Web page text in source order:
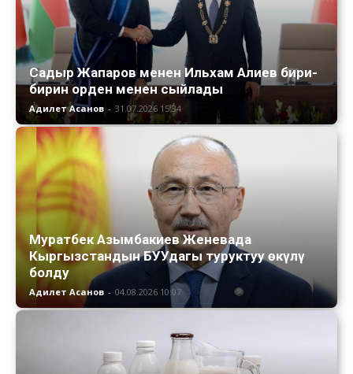
Садыр Жапаров менен Ильхам Алиев бири-
бирин орден менен сыйлады
Адилет Асанов - 31.07.2026 15:34
Муратбек Азымбакиев Женевада
Кыргызстандын БУУдагы туруктуу өкүлү
болду
Адилет Асанов - 04.08.2026 10:07